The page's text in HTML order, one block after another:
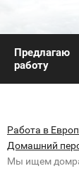
Предлагаю
работу
Работа в
Домашний
Мы ищем